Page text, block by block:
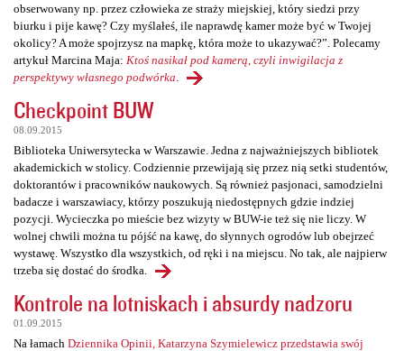
obserwowany np. przez człowieka ze straży miejskiej, który siedzi przy
biurku i pije kawę? Czy myślałeś, ile naprawdę kamer może być w Twojej
okolicy? A może spojrzysz na mapkę, która może to ukazywać?”. Polecamy
artykuł Marcina Maja: Ktoś nasikał pod kamerą, czyli inwigilacja z
perspektywy własnego podwórka
Checkpoint BUW
08.09.2015
Biblioteka Uniwersytecka w Warszawie. Jedna z najważniejszych bibliotek
akademickich w stolicy. Codziennie przewijają się przez nią setki studentów,
doktorantów i pracowników naukowych. Są również pasjonaci, samodzielni
badacze i warszawiacy, którzy poszukują niedostępnych gdzie indziej
pozycji. Wycieczka po mieście bez wizyty w BUW-ie też się nie liczy. W
wolnej chwili można tu pójść na kawę, do słynnych ogrodów lub obejrzeć
wystawę. Wszystko dla wszystkich, od ręki i na miejscu. No tak, ale najpierw
trzeba się dostać do środka.
Kontrole na lotniskach i absurdy nadzoru
01.09.2015
Na łamach Dziennika Opinii, Katarzyna Szymielewicz przedstawia swój